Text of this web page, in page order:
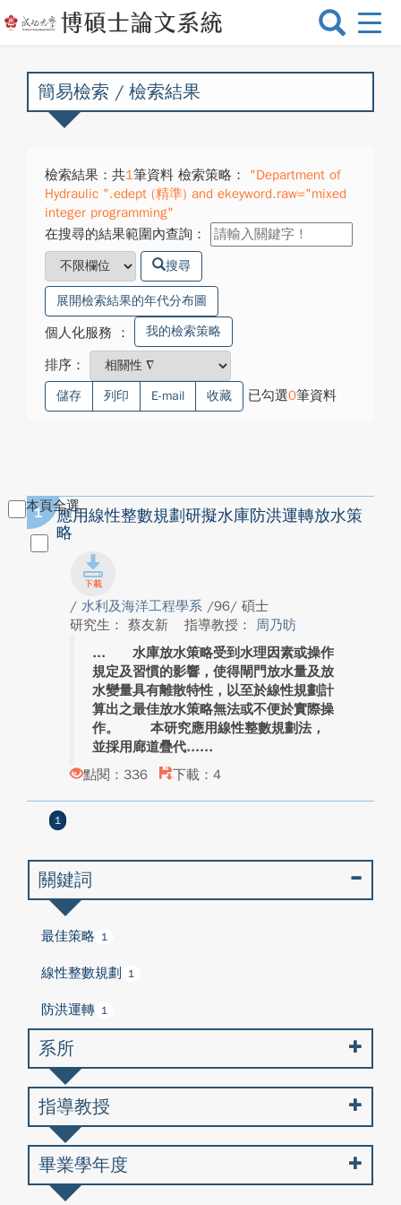
選
換
簡易檢索 / 檢索結果
檢索結果：共1筆資料 檢索策略：
"Department of
Hydraulic ".edept (精準) and ekeyword.raw="mixed
integer programming"
在搜尋的結果範圍內查詢：
搜尋
展開檢索結果的年代分布圖
個人化服務 ： 我的檢索策略
排序：
儲存 列印 E-mail 收藏 已勾選0筆資料
本頁全選
1
應用線性整數規劃研擬水庫防洪運轉放水策
略
/ 水利及海洋工程學系 /96/ 碩士
研究生： 蔡友新
指導教授： 周乃昉
水庫放水策略受到水理因素或操作
規定及習慣的影響，使得閘門放水量及放
水變量具有離散特性，以至於線性規劃計
算出之最佳放水策略無法或不便於實際操
作。 本研究應用線性整數規劃法，
並採用廊道疊代...
點閱：336
下載：4
1
關鍵詞
最佳策略 1
線性整數規劃 1
防洪運轉 1
系所
指導教授
畢業學年度